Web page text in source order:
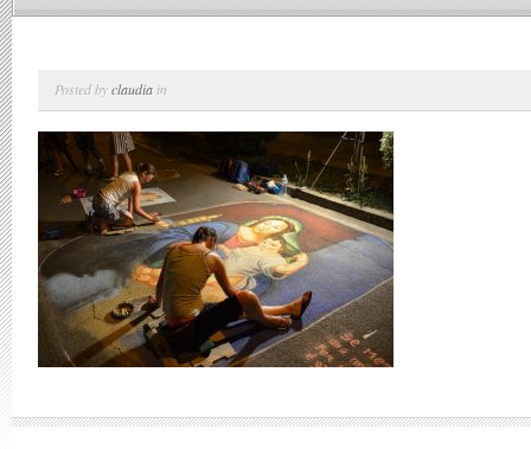
Posted byclaudia in